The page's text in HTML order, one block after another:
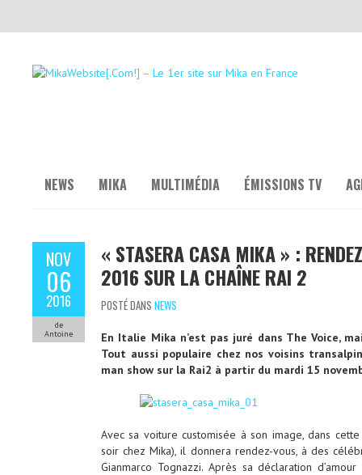
NEWS MIKA MULTIMÉDIA ÉMISSIONS TV
NOV
06
2016
de
Antoine
« STASERA CASA MIKA » :
2016 SUR LA CHAÎNE RAI 2
POSTÉ DANS NEWS
En Italie Mika n’est pas juré dans The Voice,
Tout aussi populaire chez nos voisins
man show sur la Rai2 à partir du mardi 15
Avec sa voiture customisée à son image, dans
soir chez Mika), il donnera rendez-vous, à des
Gianmarco Tognazzi. Après sa déclaration